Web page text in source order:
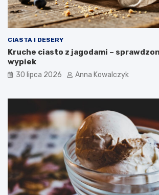
CIASTA I DESERY
Kruche ciasto z jagodami –
wypiek
30 lipca 2026 Anna Kowalczyk